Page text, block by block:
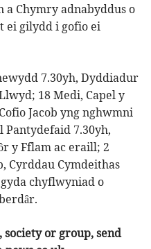
a Chymry adnabyddus o
ei gilydd i gofio ei
7.30yh, Dyddiadur
18 Medi, Capel y
Jacob yng nghwmni
Pantydefaid 7.30yh,
y Fflam ac eraill; 2
Cyrddau Cymdeithas
chyflwyniad o
society or group, send